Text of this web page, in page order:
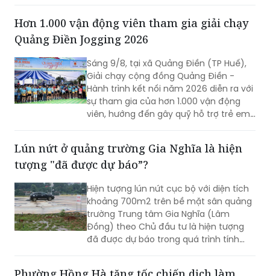
Sáng 9/8, tại xã Quảng Điền (TP Huế),
Giải chạy cộng đồng Quảng Điền -
Hành trình kết nối năm 2026 diễn ra với
sự tham gia của hơn 1.000 vận động
viên, hướng đến gây quỹ hỗ trợ trẻ em
có hoàn cảnh khó khăn và quảng bá
cảnh quan, thiên nhiên địa phương
Lún nứt ở quảng trường Gia Nghĩa là hiện
Hiện tượng lún nứt cục bộ với diện tích
khoảng 700m2 trên bề mặt sân quảng
trường Trung tâm Gia Nghĩa (Lâm
Đồng) theo Chủ đầu tư là hiện tượng
đã được dự báo trong quá trình tính
toán kỹ thuật.
Phường Hồng Hà tăng tốc chiến dịch làm